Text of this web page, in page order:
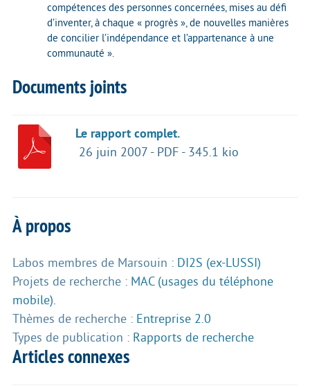
compétences des personnes concernées, mises au défi
d’inventer, à chaque « progrès », de nouvelles manières
de concilier l’indépendance et l’appartenance à une
communauté ».
Documents joints
Le rapport complet.
26 juin 2007 - PDF - 345.1 kio
À propos
Labos membres de Marsouin : DI2S (ex-LUSSI)
Projets de recherche : MAC (usages du téléphone
mobile).
Thèmes de recherche : Entreprise 2.0
Types de publication : Rapports de recherche
Articles connexes